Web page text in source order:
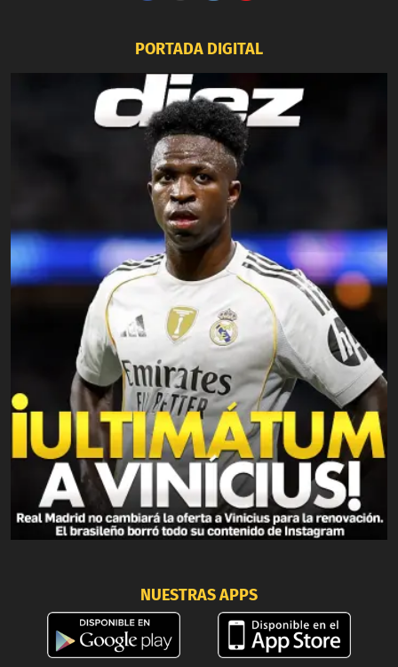
PORTADA DIGITAL
NUESTRAS APPS